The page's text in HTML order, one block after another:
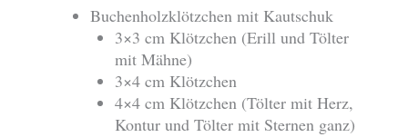
Buchenholzklötzchen mit Kautschuk
3×3 cm Klötzchen (Erill und Tölter
mit Mähne)
3×4 cm Klötzchen
4×4 cm Klötzchen (Tölter mit Herz,
Kontur und Tölter mit Sternen ganz)